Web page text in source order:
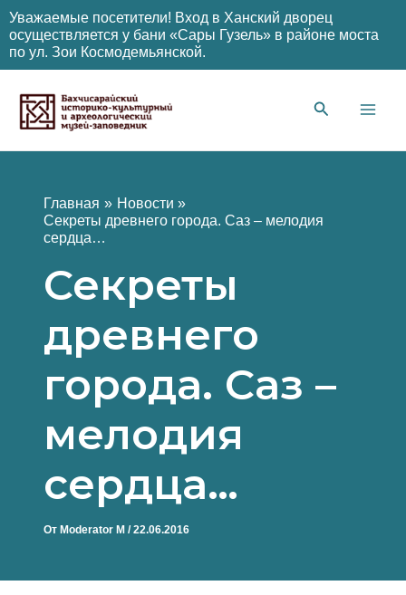
Уважаемые посетители! Вход в Ханский дворец
осуществляется у бани «Сары Гузель» в районе моста
по ул. Зои Космодемьянской.
содержимому
Главная
Новости
Секреты древнего города. Саз – мелодия
сердца…
Секреты
древнего
города. Саз –
мелодия
сердца…
От Moderator M /22.06.2016